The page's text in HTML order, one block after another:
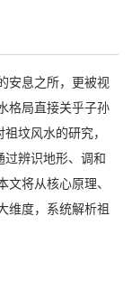
安息之所，更被视
格局直接关乎子孙
坟风水的研究，
过辨识地形、调和
将从核心原理、
维度，系统解析祖